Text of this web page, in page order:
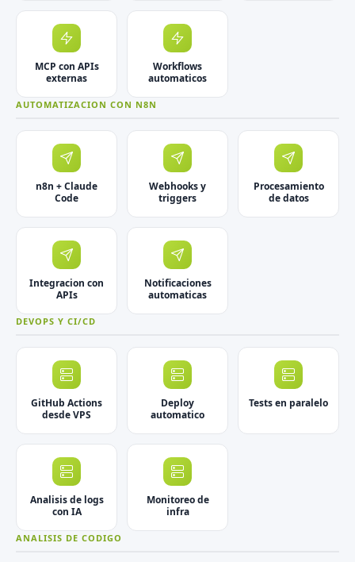
MCP con APIs
externas
Workflows
automaticos
AUTOMATIZACION CON N8N
n8n + Claude
Code
Webhooks y
triggers
Procesamiento
de datos
Integracion con
APIs
Notificaciones
automaticas
DEVOPS Y CI/CD
GitHub Actions
desde VPS
Deploy
automatico
Tests en paralelo
Analisis de logs
con IA
Monitoreo de
infra
ANALISIS DE CODIGO